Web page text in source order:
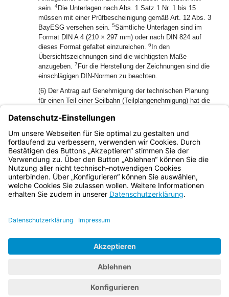
sein. 4Die Unterlagen nach Abs. 1 Satz 1 Nr. 1 bis 15
müssen mit einer Prüfbescheinigung gemäß Art. 12 Abs. 3
BayESG versehen sein. 5Sämtliche Unterlagen sind im
Format DIN A 4 (210 × 297 mm) oder nach DIN 824 auf
dieses Format gefaltet einzureichen. 6 In den
Übersichtszeichnungen sind die wichtigsten Maße
anzugeben. 7 Für die Herstellung der Zeichnungen sind die
einschlägigen DIN-Normen zu beachten.
(6) Der Antrag auf Genehmigung der technischen Planung
für einen Teil einer Seilbahn (Teilplangenehmigung) hat die
enthalten.
(7) Für die Zustimmung zur technischen Änderung gemäß
Art. 15 BayESG gelten Abs. 1 bis 6 entsprechend.
Bayern.de
BayernPortal
Impressum